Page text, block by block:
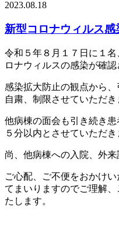
2023.08.18
新型コロナウィルス
令和５年８月１７日に１
ロナウィルスの感染が確認
感染拡大防止の観点から
自粛、制限させていただき
他病棟の面会も引き続き
５分以内とさせていただき
尚、他病棟への入院、外来
ご心配、ご不便をおかけ
てまいりますのでご理解
たします。